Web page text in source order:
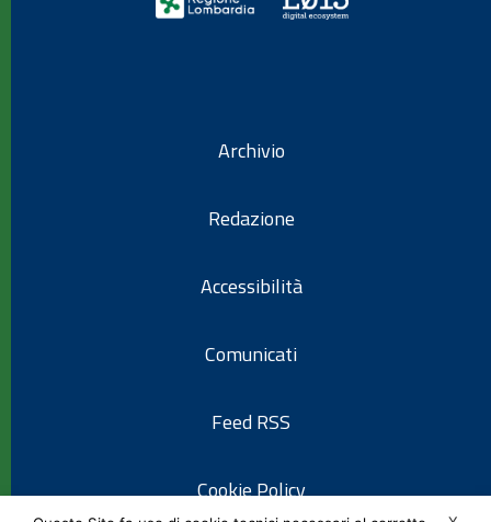
Archivio
Redazione
Accessibilità
Comunicati
Feed RSS
Cookie Policy